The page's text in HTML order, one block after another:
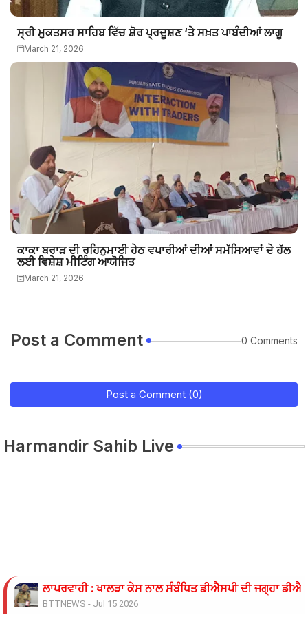
ਸ੍ਰੀ ਮੁਕਤਸਰ ਸਾਹਿਬ ਵਿੱਚ ਸ਼ੋਰ ਪ੍ਰਦੂਸ਼ਣ ‘ਤੇ ਸਖ਼ਤ ਪਾਬੰਦੀਆਂ ਲਾਗੂ
March 21, 2026
ਕਾਕਾ ਬਰਾੜ ਦੀ ਰਹਿਨੁਮਾਈ ਹੇਠ ਵਪਾਰੀਆਂ ਦੀਆਂ ਸਮੱਸਿਆਵਾਂ ਦੇ ਹੱਲ
ਲਈ ਵਿਸ਼ੇਸ਼ ਮੀਟਿੰਗ ਆਯੋਜਿਤ
March 21, 2026
Post a Comment 0 Comments
Post a Comment (0)
Harmandir Sahib Live
ਲਾਪਰਵਾਹੀ : ਖਾਲੜਾ ਕੇਸ ਨਾਲ ਸੰਬੰਧਿਤ ਡੀਐਸਪੀ ਦੀ ਜਗ੍ਹਾ
BTTNEWS - Jul 15 2026